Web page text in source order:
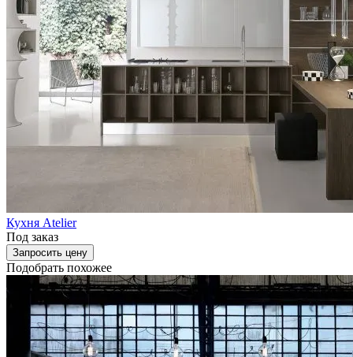
Кухня Atelier
Под заказ
Запросить цену
Подобрать похожее